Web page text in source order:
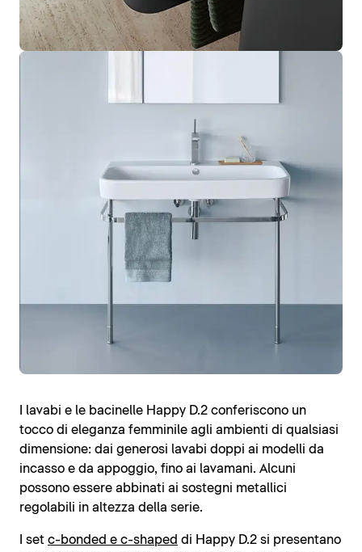
I lavabi e le bacinelle Happy D.2 conferiscono un
tocco di eleganza femminile agli ambienti di qualsiasi
dimensione: dai generosi lavabi doppi ai modelli da
incasso e da appoggio, fino ai lavamani. Alcuni
possono essere abbinati ai sostegni metallici
regolabili in altezza della serie.
I set c-bonded e c-shaped di Happy D.2 si presentano